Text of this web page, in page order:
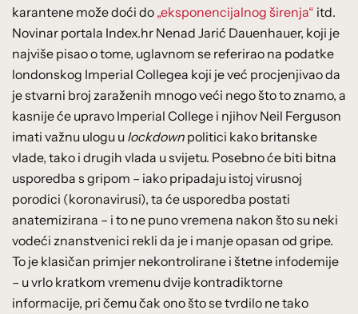
karantene može doći do „eksponencijalnog širenja“ itd.
Novinar portala Index.hr Nenad Jarić Dauenhauer, koji je
najviše pisao o tome, uglavnom se referirao na podatke
londonskog Imperial Collegea koji je već procjenjivao da
je stvarni broj zaraženih mnogo veći nego što to znamo, a
kasnije će upravo Imperial College i njihov Neil Ferguson
imati važnu ulogu u lockdown politici kako britanske
vlade, tako i drugih vlada u svijetu. Posebno će biti bitna
usporedba s gripom – iako pripadaju istoj virusnoj
porodici (koronavirusi), ta će usporedba postati
anatemizirana – i to ne puno vremena nakon što su neki
vodeći znanstvenici rekli da je i manje opasan od gripe.
To je klasičan primjer nekontrolirane i štetne infodemije
– u vrlo kratkom vremenu dvije kontradiktorne
informacije, pri čemu čak ono što se tvrdilo ne tako